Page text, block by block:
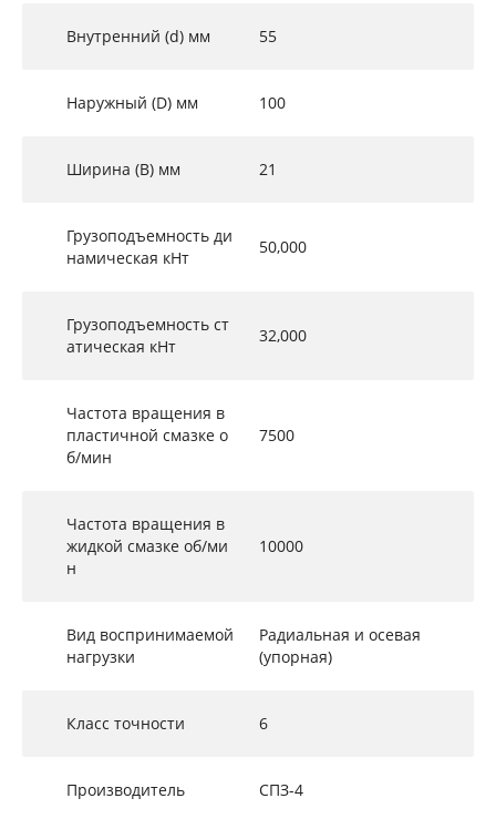
Внутренний (d) мм 55
Наружный (D) мм 100
Ширина (B) мм 21
Грузоподъемность ди
намическая кНт
50,000
Грузоподъемность ст
атическая кНт
32,000
Частота вращения в
пластичной смазке о
б/мин
7500
Частота вращения в
жидкой смазке об/ми
н
10000
Вид воспринимаемой
нагрузки
Радиальная и осевая
(упорная)
Класс точности 6
Производитель СПЗ-4